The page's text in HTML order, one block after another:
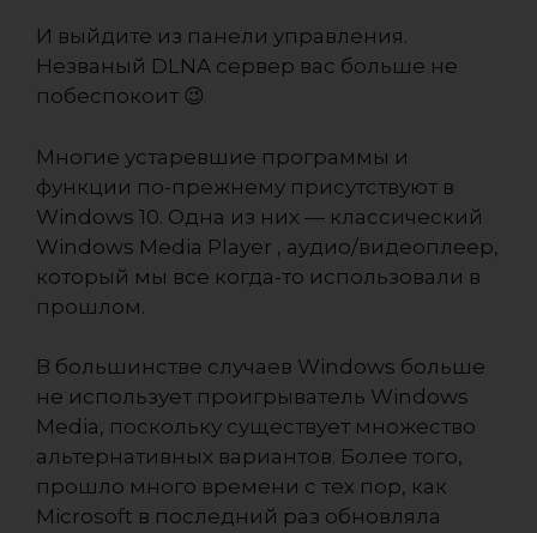
И выйдите из панели управления.
Незваный DLNA сервер вас больше не
побеспокоит 😉
Многие устаревшие программы и
функции по-прежнему присутствуют в
Windows 10. Одна из них — классический
Windows Media Player , аудио/видеоплеер,
который мы все когда-то использовали в
прошлом.
В большинстве случаев Windows больше
не использует проигрыватель Windows
Media, поскольку существует множество
альтернативных вариантов. Более того,
прошло много времени с тех пор, как
Microsoft в последний раз обновляла